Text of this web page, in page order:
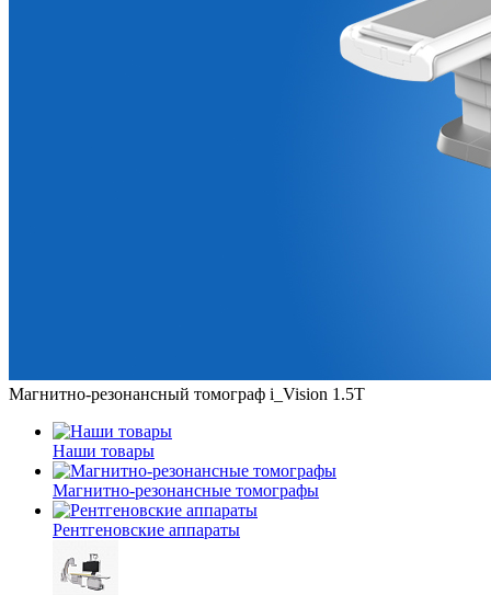
Магнитно-резонансный томограф i_Vision 1.5T
Наши товары
Магнитно-резонансные томографы
Рентгеновские аппараты